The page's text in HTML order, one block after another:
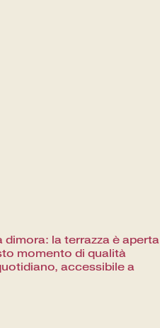
dimora: la terrazza è aperta
momento di qualità
accessibile a